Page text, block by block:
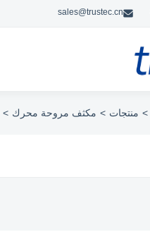
sales@trustec.cn
> منتجات > مكثف مروحة محرك >